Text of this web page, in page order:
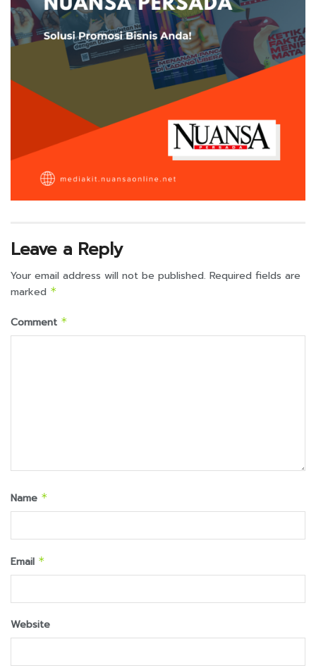
Leave a Reply
Your email address will not be published. Required fields are
marked *
Comment *
Name *
Email *
Website